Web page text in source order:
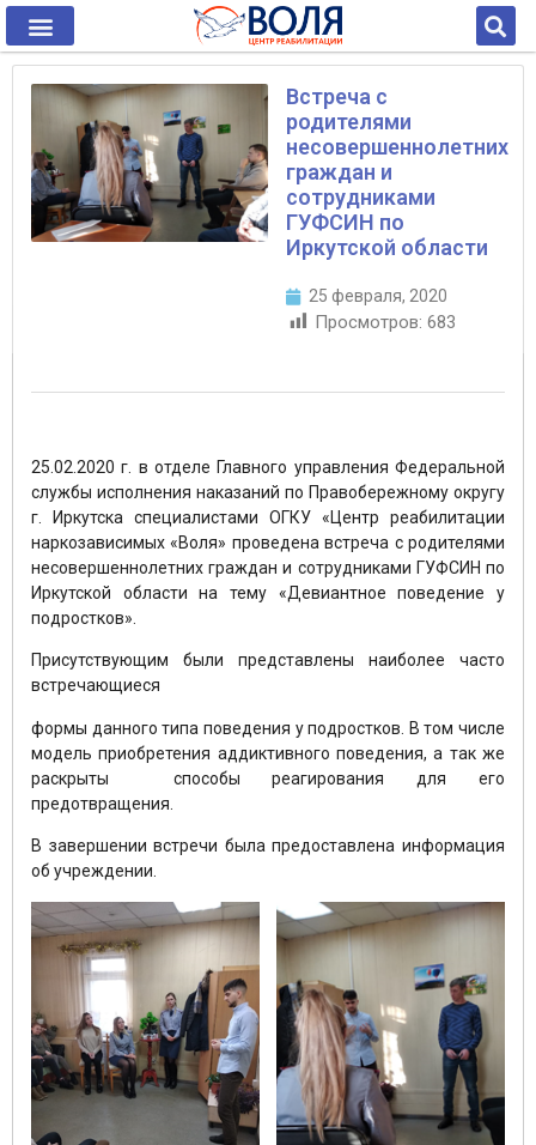
Встреча с
родителями
несовершеннолетних
граждан и
сотрудниками
ГУФСИН по
Иркутской области
25 февраля, 2020
Просмотров: 683
25.02.2020 г. в отделе Главного управления Федеральной
службы исполнения наказаний по Правобережному округу
г. Иркутска специалистами ОГКУ «Центр реабилитации
наркозависимых «Воля» проведена встреча с родителями
несовершеннолетних граждан и сотрудниками ГУФСИН по
Иркутской области на тему «Девиантное поведение у
подростков».
Присутствующим были представлены наиболее часто
встречающиеся
формы данного типа поведения у подростков. В том числе
модель приобретения аддиктивного поведения, а так же
раскрыты способы реагирования для его
предотвращения.
В завершении встречи была предоставлена информация
об учреждении.